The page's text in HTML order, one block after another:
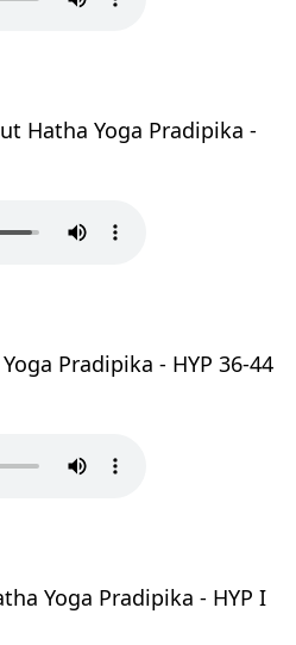
Hatha Yoga Pradipika -
Pradipika - HYP 36-44
Yoga Pradipika - HYP I